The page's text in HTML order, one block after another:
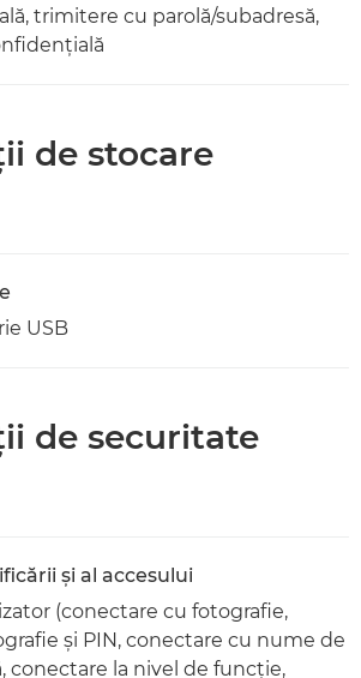
trimitere cu parolă/subadresă,
de stocare
USB
de securitate
şi al accesului
(conectare cu fotografie,
şi PIN, conectare cu nume de
conectare la nivel de funcţie,